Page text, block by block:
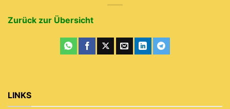
Zurück zur Übersicht
LINKS